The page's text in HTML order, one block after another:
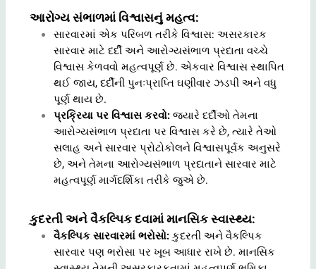
આરોગ્ય સંભાળમાં વિશ્વાસનું મહત્વ:
સારવારમાં એક પરિબળ તરીકે વિશ્વાસ: અસરકારક
સારવાર માટે દર્દી અને આરોગ્યસંભાળ પ્રદાતા વચ્ચે
વિશ્વાસ કેળવવો મહત્વપૂર્ણ છે. એકવાર વિશ્વાસ સ્થાપિત
થઈ જાય, દર્દીની પુનઃપ્રાપ્તિ ઘણીવાર ઝડપી અને વધુ
પૂર્ણ થાય છે.
પ્રક્રિયા પર વિશ્વાસ કરવો: જ્યારે દર્દીઓ તેમના
આરોગ્યસંભાળ પ્રદાતા પર વિશ્વાસ કરે છે, ત્યારે તેઓ
સલાહ અને સારવાર પ્રોટોકોલને વિશ્વાસપૂર્વક અનુસરે
છે, અને તેમના આરોગ્યસંભાળ પ્રદાતાને સારવાર માટે
મહત્વપૂર્ણ માર્ગદર્શિકા તરીકે જુએ છે.
કુદરતી અને વૈકલ્પિક દવામાં માનસિક સ્વાસ્થ્ય:
વૈકલ્પિક સારવારમાં ભરોસો: કુદરતી અને વૈકલ્પિક
સારવાર પણ ભરોસા પર ખૂબ આધાર રાખે છે. માનસિક